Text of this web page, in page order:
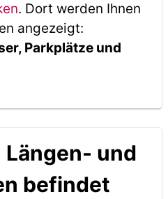
. Dort werden Ihnen
angezeigt:
Parkplätze und
und
befindet